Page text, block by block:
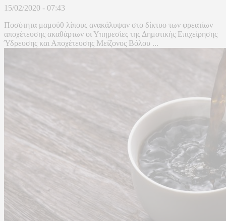
15/02/2020 - 07:43
Ποσότητα μαμούθ λίπους ανακάλυψαν στο δίκτυο των φρεατίων
αποχέτευσης ακαθάρτων οι Υπηρεσίες της Δημοτικής Επιχείρησης
Ύδρευσης και Αποχέτευσης Μείζονος Βόλου ...